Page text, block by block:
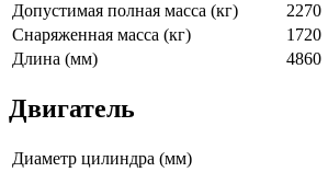
Допустимая полная масса (кг)
2270
Снаряженная масса (кг)
1720
Длина (мм)
4860
Двигатель
Диаметр цилиндра (мм)